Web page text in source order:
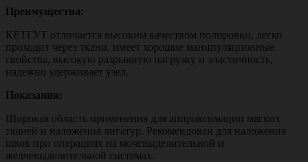
Преимущества:
КЕТГУТ отличается высоким качеством полировки, легко
проходит через ткани, имеет хорошие манипуляционные
свойства, высокую разрывную нагрузку и эластичность,
надежно удерживает узел.
Показания:
Широкая область применения для аппроксимации мягких
тканей и наложения лигатур. Рекомендован для наложения
швов при операциях на мочевыделительной и
желчевыделительной системах.